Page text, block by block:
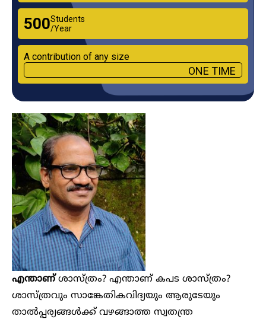
₹500Students
/Year
A contribution of any size
ONE TIME
എന്താണ്ശാസ്ത്രം? എന്താണ് കപട ശാസ്ത്രം?
ശാസ്ത്രവും സാങ്കേതികവിദ്യയും ആരുടേയും
താൽപ്പര്യങ്ങൾക്ക് വഴങ്ങാത്ത സ്വതന്ത്ര